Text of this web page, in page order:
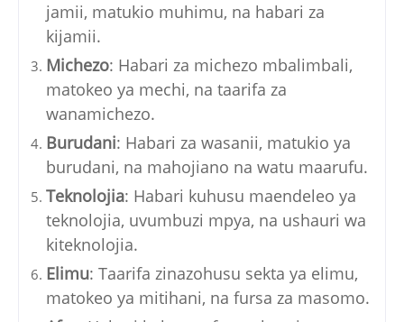
jamii, matukio muhimu, na habari za
kijamii.
Michezo: Habari za michezo mbalimbali,
matokeo ya mechi, na taarifa za
wanamichezo.
Burudani: Habari za wasanii, matukio ya
burudani, na mahojiano na watu maarufu.
Teknolojia: Habari kuhusu maendeleo ya
teknolojia, uvumbuzi mpya, na ushauri wa
kiteknolojia.
Elimu: Taarifa zinazohusu sekta ya elimu,
matokeo ya mitihani, na fursa za masomo.